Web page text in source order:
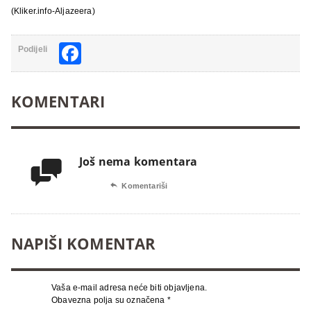
(Kliker.info-Aljazeera)
Podijeli
KOMENTARI
 Još nema komentara
 Komentariši
NAPIŠI KOMENTAR
Vaša e-mail adresa neće biti objavljena.
Obavezna polja su označena *